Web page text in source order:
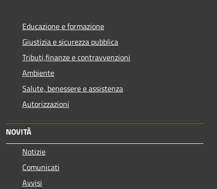
Educazione e formazione
Giustizia e sicurezza pubblica
Tributi,finanze e contravvenzioni
Ambiente
Salute, benessere e assistenza
Autorizzazioni
NOVITÀ
Notizie
Comunicati
Avvisi